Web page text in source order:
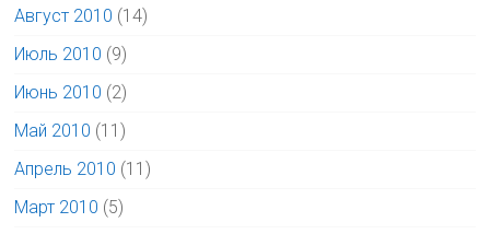
Август 2010 (14)
Июль 2010 (9)
Июнь 2010 (2)
Май 2010 (11)
Апрель 2010 (11)
Март 2010 (5)